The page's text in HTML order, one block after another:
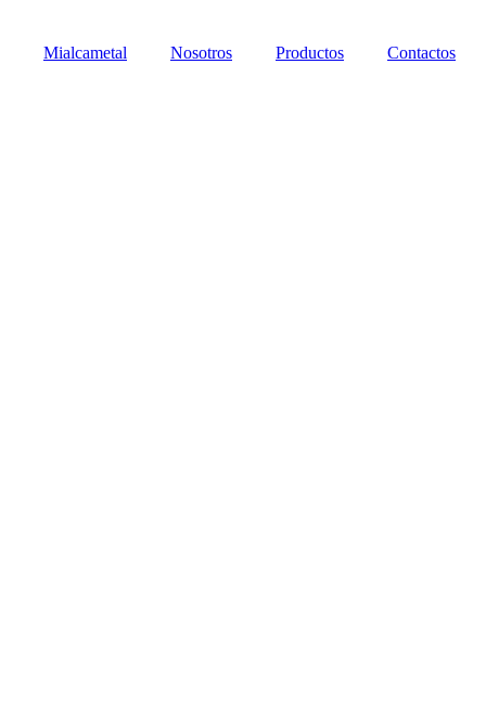
Mialcametal Nosotros Productos
Contactos